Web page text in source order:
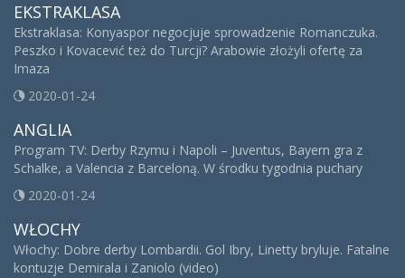
EKSTRAKLASA
Ekstraklasa: Konyaspor negocjuje sprowadzenie Romanczuka.
Peszko i Kovacević też do Turcji? Arabowie złożyli ofertę za
Imaza
2020-01-24
ANGLIA
Program TV: Derby Rzymu i Napoli – Juventus, Bayern gra z
Schalke, a Valencia z Barceloną. W środku tygodnia puchary
2020-01-24
WŁOCHY
Włochy: Dobre derby Lombardii. Gol Ibry, Linetty bryluje. Fatalne
kontuzje Demirala i Zaniolo (video)